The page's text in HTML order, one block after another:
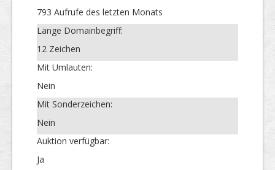
793 Aufrufe des letzten Monats
Länge Domainbegriff:
12 Zeichen
Mit Umlauten:
Nein
Mit Sonderzeichen:
Nein
Auktion verfügbar:
Ja